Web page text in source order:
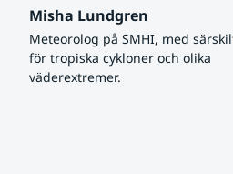
Misha Lundgren
Meteorolog på SMHI, med
för tropiska cykloner och olika
väderextremer.